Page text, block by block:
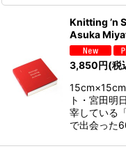
Knitting ’n
Asuka
3,850円(税
ト・宮田明
宰している
で出会った